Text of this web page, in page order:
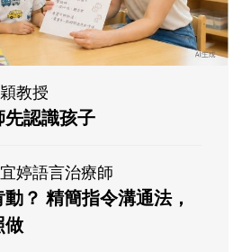
教授
認識孩子
婷語言治療師
？ 精簡指令溝通法，
做